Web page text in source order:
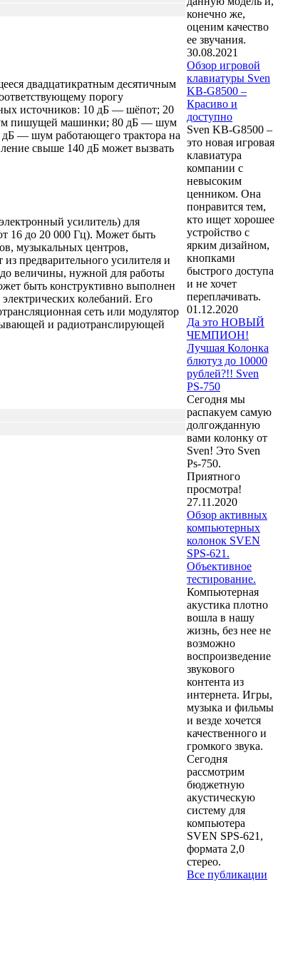
двадцатикратным десятичным
порогу
источников: 10 дБ — шёпот; 20
пишущей машинки; 80 дБ — шум
дБ — шум работающего трактора на
свыше 140 дБ может вызвать
усилитель) для
16 до 20 000 Гц). Может быть
музыкальных центров,
предварительного усилителя и
величины, нужной для работы
быть конструктивно выполнен
колебаний. Его
сеть или модулятор
и радиотранслирующей
конечно же,
оценим качество
ее звучания.
30.08.2021
Обзор игровой
клавиатуры Sven
KB-G8500 –
Красиво и
доступно
Sven KB-G8500 –
это новая игровая
клавиатура
компании с
невысоким
ценником. Она
понравится тем,
кто ищет хорошее
устройство с
ярким дизайном,
кнопками
быстрого доступа
и не хочет
переплачивать.
01.12.2020
Да это НОВЫЙ
ЧЕМПИОН!
Лучшая Колонка
блютуз до 10000
рублей?!! Sven
PS-750
Сегодня мы
распакуем самую
долгожданную
вами колонку от
Sven! Это Sven
Ps-750.
Приятного
просмотра!
27.11.2020
Обзор активных
компьютерных
колонок SVEN
SPS-621.
Объективное
тестирование.
Компьютерная
акустика плотно
вошла в нашу
жизнь, без нее не
возможно
воспроизведение
звукового
контента из
интернета. Игры,
музыка и фильмы
и везде хочется
качественного и
громкого звука.
Сегодня
рассмотрим
бюджетную
акустическую
систему для
компьютера
SVEN SPS-621,
формата 2,0
стерео.
Все публикации